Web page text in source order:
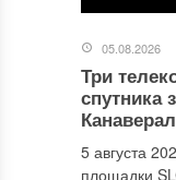
05.08.2026
Три
спутника
Канаверал
5 августа
площадки